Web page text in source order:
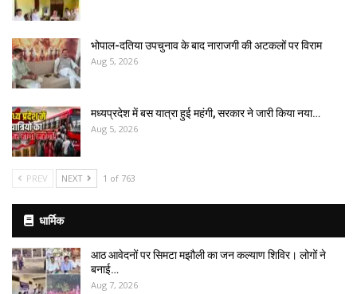
भोपाल-दतिया उपचुनाव के बाद नाराजगी की अटकलों पर विराम
Aug 5, 2026
मध्यप्रदेश में बस यात्रा हुई महंगी, सरकार ने जारी किया नया…
Aug 5, 2026
PREV NEXT 1 of 763
धार्मिक
आठ आवेदनों पर सिमटा मझौली का जन कल्याण शिविर। लोगों ने
बनाई…
Aug 7, 2026